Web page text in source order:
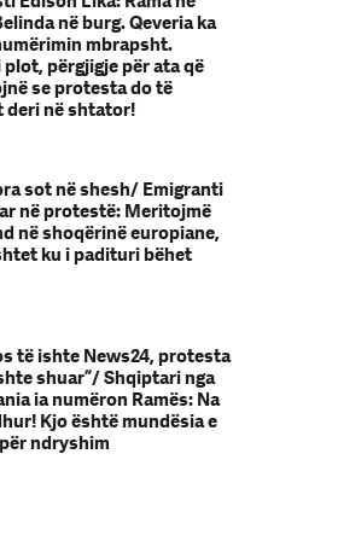
në burg. Qeveria ka
mbrapsht.
plot, përgjigje për ata që
se protesta do të
deri në shtator!
sot në shesh/ Emigranti
në protestë: Meritojmë
në shoqërinë europiane,
ku i padituri bëhet
të ishte News24, protesta
shuar”/ Shqiptari nga
ia numëron Ramës: Na
Kjo është mundësia e
ndryshim